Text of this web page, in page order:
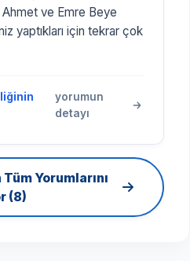
ve Emre Beye
yaptıkları için tekrar çok
yorumun
detayı
Yorumlarını
(8)